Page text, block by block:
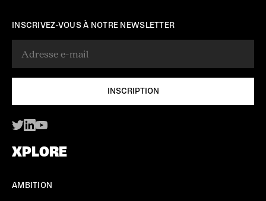
INSCRIVEZ-VOUS À NOTRE NEWSLETTER
XPLORE
AMBITION